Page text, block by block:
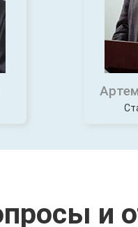
и